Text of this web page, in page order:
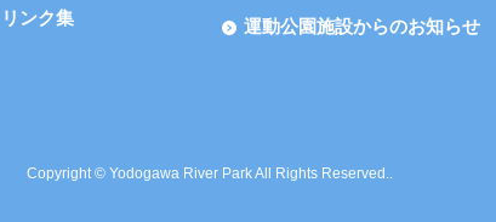
リンク集 運動公園施設からのお知らせ
Copyright © Yodogawa River Park All Rights Reserved..